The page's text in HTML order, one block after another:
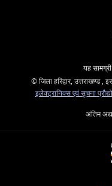
यह
© जिला हरिद्वार, उत्तराखण्ड ,
इलेक्ट्रानिक्स एवं सूचना
अंतिम